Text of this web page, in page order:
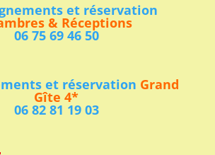
et réservation
& Réceptions
06 75 69 46 50
et réservation Grand
Gîte 4*
06 82 81 19 03